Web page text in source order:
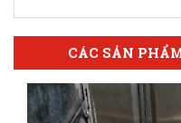
CÁC SẢN